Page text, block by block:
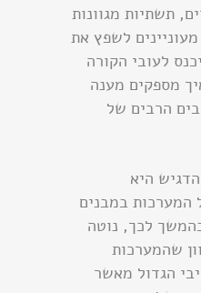
תשתיות מגוונות
לשפץ את
לעובי הקורה
מספקים מענה
הרבים של
היא
המערכות במבנים
לכך, נוטה
שהמערכות
הגדול מאשר